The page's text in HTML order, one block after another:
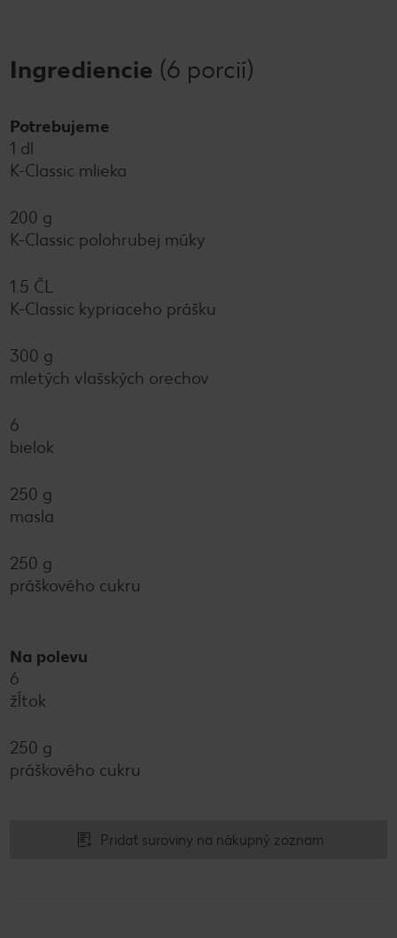
Ingrediencie (6 porcií)
Potrebujeme
1 dl
K-Classic mlieka
200 g
K-Classic polohrubej múky
1.5 ČL
K-Classic kypriaceho prášku
300 g
mletých vlašských orechov
6
bielok
250 g
masla
250 g
práškového cukru
Na polevu
6
žĺtok
250 g
práškového cukru
Pridať suroviny na nákupný zoznam